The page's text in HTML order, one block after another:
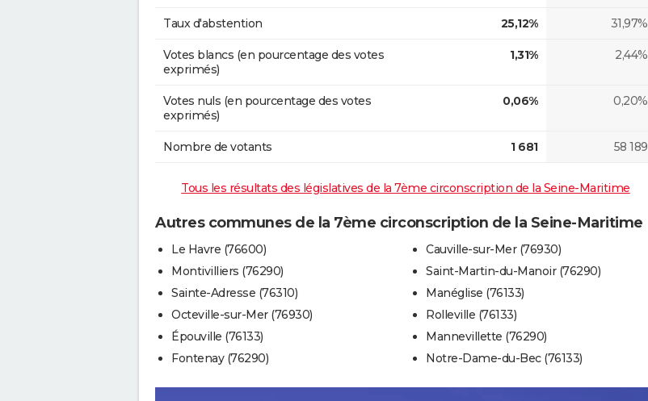
Taux d'abstention 25,12% 31,97%
Votes blancs (en pourcentage des votes
exprimés)
1,31% 2,44%
Votes nuls (en pourcentage des votes
exprimés)
0,06% 0,20%
Nombre de votants 1 681 58 189
Tous les résultats des législatives de la 7ème circonscription de la Seine-Maritime
Autres communes de la 7ème circonscription de la Seine-Maritime
Le Havre (76600)
Montivilliers (76290)
Sainte-Adresse (76310)
Octeville-sur-Mer (76930)
Épouville (76133)
Fontenay (76290)
Cauville-sur-Mer (76930)
Saint-Martin-du-Manoir (76290)
Manéglise (76133)
Rolleville (76133)
Mannevillette (76290)
Notre-Dame-du-Bec (76133)